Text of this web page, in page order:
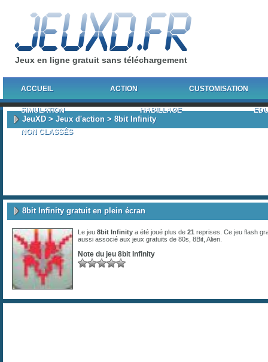
Jeux en ligne gratuit sans téléchargement
ACCUEIL ACTION CUSTOMISATION
SIMULATION HABILLAGE
NON CLASSÉS
JeuXD> Jeux d'action > 8bit Infinity
8bit Infinity gratuit en plein écran
Le jeu 8bit Infinity a été joué plus de 21 reprises. Ce jeu flash
aussi associé aux jeux gratuits de 80s 8Bit Alien
Note du jeu 8bit Infinity